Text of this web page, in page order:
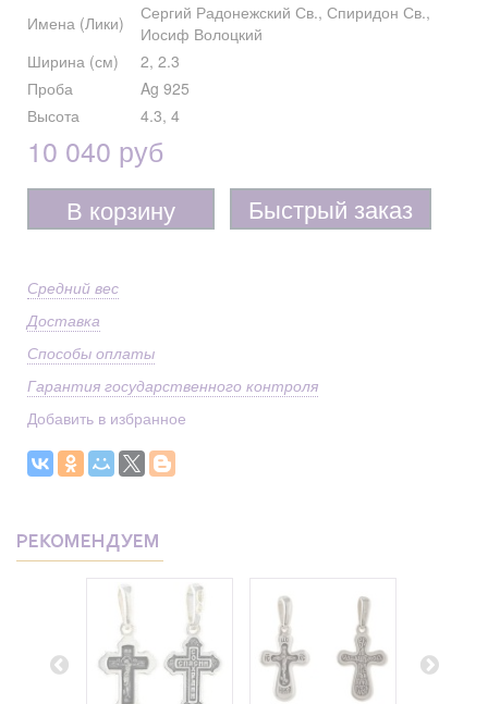
Имена (Лики)
Сергий Радонежский Св., Спиридон Св.,
Иосиф Волоцкий
Ширина (см)
2, 2.3
Проба
Ag 925
Высота
4.3, 4
10 040 руб
В корзину Быстрый заказ
Средний вес
Доставка
Способы оплаты
Гарантия государственного контроля
Добавить в избранное
РЕКОМЕНДУЕМ